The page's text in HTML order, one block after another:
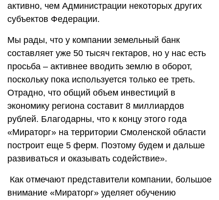
активно, чем Администрации некоторых других
субъектов Федерации.
Мы рады, что у компании земельный банк
составляет уже 50 тысяч гектаров, но у нас есть
просьба – активнее вводить землю в оборот,
поскольку пока используется только ее треть.
Отрадно, что общий объем инвестиций в
экономику региона составит 8 миллиардов
рублей. Благодарны, что к концу этого года
«Мираторг» на территории Смоленской области
построит еще 5 ферм. Поэтому будем и дальше
развиваться и оказывать содействие».
Как отмечают представители компании, большое
внимание «Мираторг» уделяет обучению